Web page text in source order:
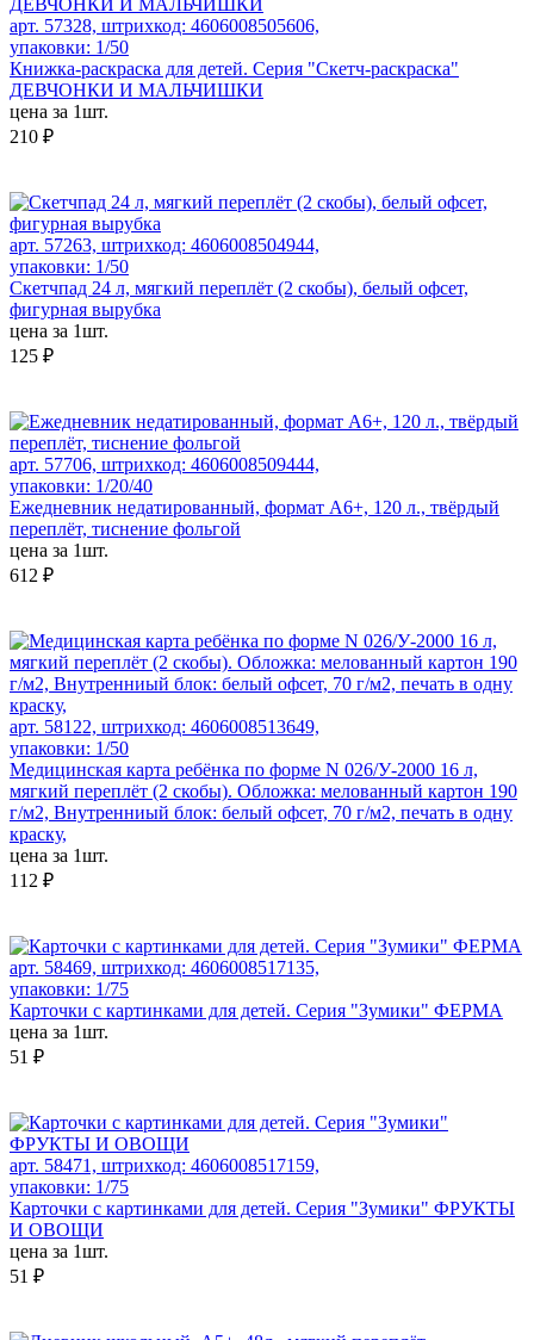
арт. 57328, штрихкод: 4606008505606,
упаковки: 1/50
Книжка-раскраска для детей. Серия "Скетч-раскраска"
ДЕВЧОНКИ И МАЛЬЧИШКИ
цена за 1шт.
210 ₽
арт. 57263, штрихкод: 4606008504944,
упаковки: 1/50
Скетчпад 24 л, мягкий переплёт (2 скобы), белый офсет,
фигурная вырубка
цена за 1шт.
125 ₽
арт. 57706, штрихкод: 4606008509444,
упаковки: 1/20/40
Ежедневник недатированный, формат А6+, 120 л., твёрдый
переплёт, тиснение фольгой
цена за 1шт.
612 ₽
арт. 58122, штрихкод: 4606008513649,
упаковки: 1/50
Медицинская карта ребёнка по форме N 026/У-2000 16 л,
мягкий переплёт (2 скобы). Обложка: мелованный картон 190
г/м2, Внутренниый блок: белый офсет, 70 г/м2, печать в одну
краску,
цена за 1шт.
112 ₽
арт. 58469, штрихкод: 4606008517135,
упаковки: 1/75
Карточки с картинками для детей. Серия "Зумики" ФЕРМА
цена за 1шт.
51 ₽
арт. 58471, штрихкод: 4606008517159,
упаковки: 1/75
Карточки с картинками для детей. Серия "Зумики" ФРУКТЫ
И ОВОЩИ
цена за 1шт.
51 ₽